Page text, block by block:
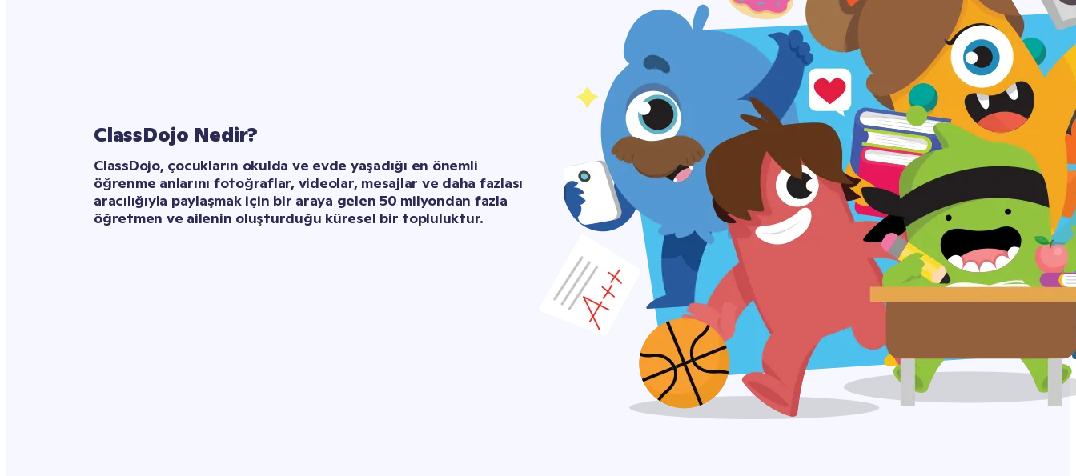
ClassDojo Nedir?
ClassDojo, çocukların okulda ve evde yaşadığı en önemli
öğrenme anlarını fotoğraflar, videolar, mesajlar ve daha fazlası
aracılığıyla paylaşmak için bir araya gelen 50 milyondan fazla
öğretmen ve ailenin oluşturduğu küresel bir topluluktur.